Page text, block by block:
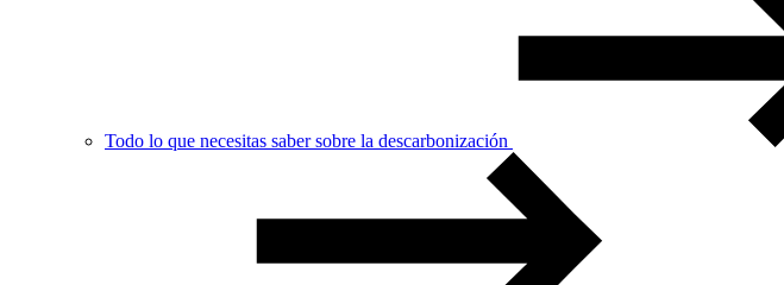
Todo lo que necesitas saber sobre la descarbonización